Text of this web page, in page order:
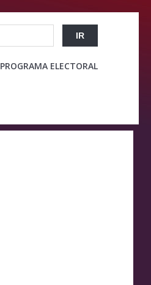
PROGRAMA ELECTORAL